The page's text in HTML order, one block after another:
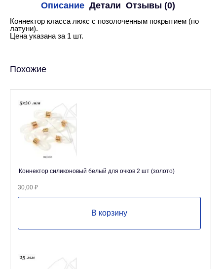
Описание Детали Отзывы (0)
Коннектор класса люкс с позолоченным покрытием (по
латуни).
Цена указана за 1 шт.
Похожие
Коннектор силиконовый белый для очков 2 шт (золото)
30,00 ₽
В корзину